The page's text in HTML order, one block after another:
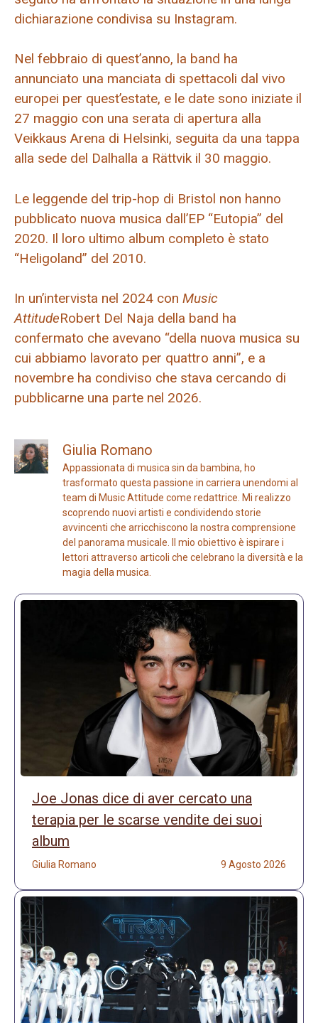
dichiarazione condivisa su Instagram.
Nel febbraio di quest’anno, la band ha
annunciato una manciata di spettacoli dal vivo
europei per quest’estate, e le date sono iniziate il
27 maggio con una serata di apertura alla
Veikkaus Arena di Helsinki, seguita da una tappa
alla sede del Dalhalla a Rättvik il 30 maggio.
Le leggende del trip-hop di Bristol non hanno
pubblicato nuova musica dall’EP “Eutopia” del
2020. Il loro ultimo album completo è stato
“Heligoland” del 2010.
In un’intervista nel 2024 con Music
AttitudeRobert Del Naja della band ha
confermato che avevano “della nuova musica su
cui abbiamo lavorato per quattro anni”, e a
novembre ha condiviso che stava cercando di
pubblicarne una parte nel 2026.
Giulia Romano
Appassionata di musica sin da bambina, ho
trasformato questa passione in carriera unendomi al
team di Music Attitude come redattrice. Mi realizzo
scoprendo nuovi artisti e condividendo storie
avvincenti che arricchiscono la nostra comprensione
del panorama musicale. Il mio obiettivo è ispirare i
lettori attraverso articoli che celebrano la diversità e la
magia della musica.
Joe Jonas dice di aver cercato una
terapia per le scarse vendite dei suoi
album
Giulia Romano 9 Agosto 2026